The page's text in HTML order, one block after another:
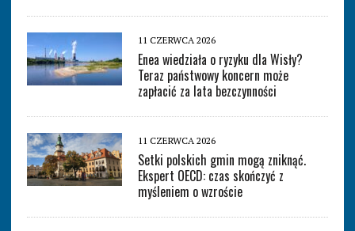
11 CZERWCA 2026
Enea wiedziała o ryzyku dla Wisły?
Teraz państwowy koncern może
zapłacić za lata bezczynności
11 CZERWCA 2026
Setki polskich gmin mogą zniknąć.
Ekspert OECD: czas skończyć z
myśleniem o wzroście